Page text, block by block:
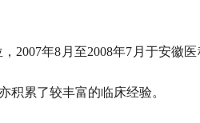
2007年8月至2008年7月于安徽
积累了较丰富的临床经验。